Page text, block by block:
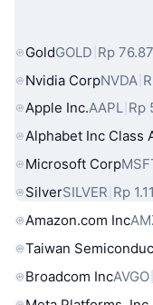
Aset Dunia
GoldGOLD Rp
Nvidia CorpNVDA
Apple Inc.AAPL Rp
Alphabet Inc Class
Microsoft Corp
SilverSILVER Rp
Amazon.com Inc
Taiwan
Broadcom IncAVGO